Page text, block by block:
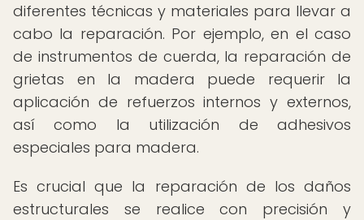
diferentes técnicas y materiales para llevar a
cabo la reparación. Por ejemplo, en el caso
de instrumentos de cuerda, la reparación de
grietas en la madera puede requerir la
aplicación de refuerzos internos y externos,
así como la utilización de adhesivos
especiales para madera.
Es crucial que la reparación de los daños
estructurales se realice con precisión y